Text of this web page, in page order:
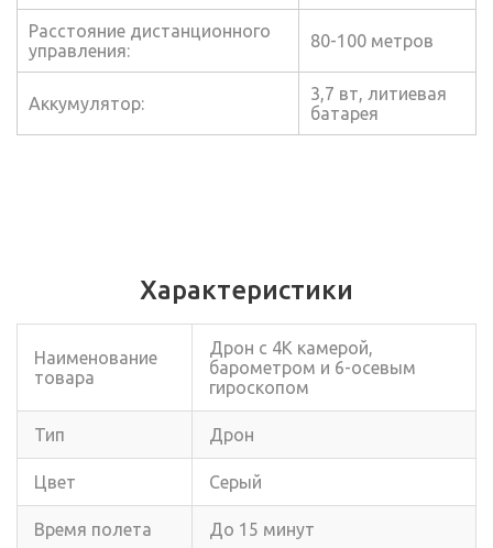
Расстояние дистанционного
управления:
80-100 метров
Аккумулятор:
3,7 вт, литиевая
батарея
Характеристики
Наименование
товара
Дрон с 4K камерой,
барометром и 6-осевым
гироскопом
Тип Дрон
Цвет Серый
Время полета До 15 минут